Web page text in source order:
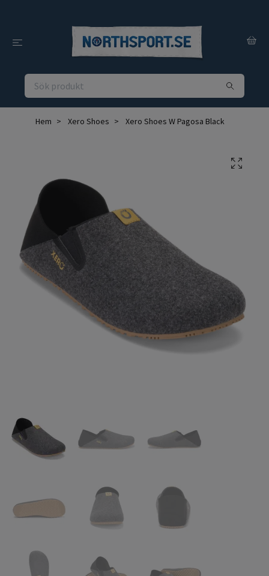
Hem Xero Shoes Xero Shoes W Pagosa Black